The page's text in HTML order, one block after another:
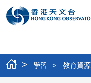
> 學習 > 教育資源